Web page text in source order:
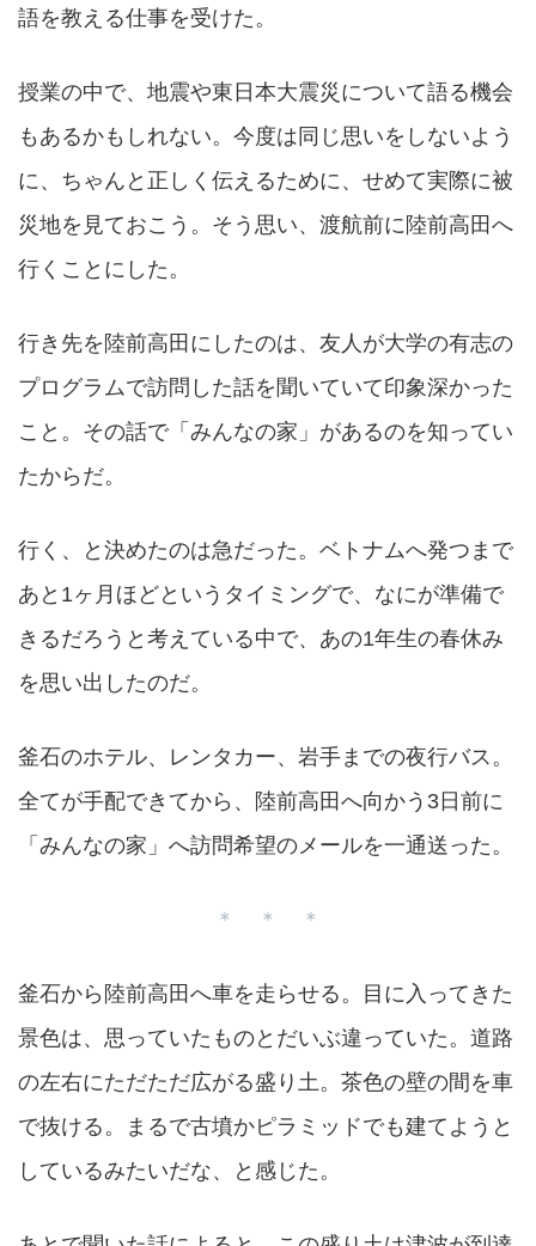
語を教える仕事を受けた。
授業の中で、地震や東日本大震災について語る機会
もあるかもしれない。今度は同じ思いをしないよう
に、ちゃんと正しく伝えるために、せめて実際に被
災地を見ておこう。そう思い、渡航前に陸前高田へ
行くことにした。
行き先を陸前高田にしたのは、友人が大学の有志の
プログラムで訪問した話を聞いていて印象深かった
こと。その話で「みんなの家」があるのを知ってい
たからだ。
行く、と決めたのは急だった。ベトナムへ発つまで
あと1ヶ月ほどというタイミングで、なにが準備で
きるだろうと考えている中で、あの1年生の春休み
を思い出したのだ。
釜石のホテル、レンタカー、岩手までの夜行バス。
全てが手配できてから、陸前高田へ向かう3日前に
「みんなの家」へ訪問希望のメールを一通送った。
＊ ＊ ＊
釜石から陸前高田へ車を走らせる。目に入ってきた
景色は、思っていたものとだいぶ違っていた。道路
の左右にただただ広がる盛り土。茶色の壁の間を車
で抜ける。まるで古墳かピラミッドでも建てようと
しているみたいだな、と感じた。